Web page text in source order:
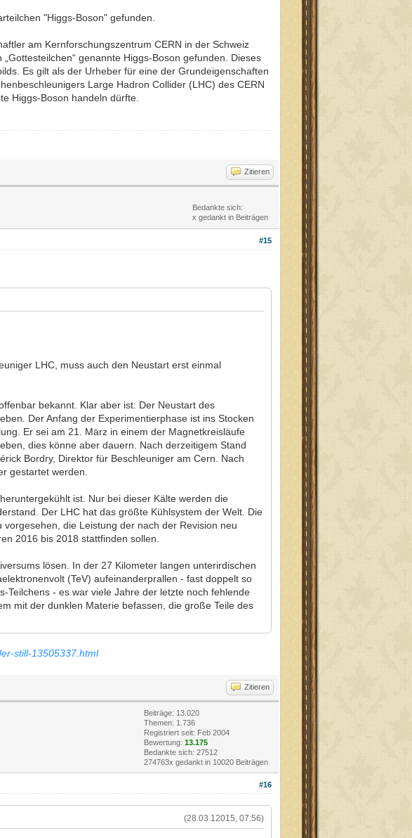
"Higgs-Boson" gefunden.
am Kernforschungszentrum CERN in der Schweiz
genannte Higgs-Boson gefunden. Dieses
Es gilt als der Urheber für eine der Grundeigenschaften
Large Hadron Collider (LHC) des CERN
Higgs-Boson handeln dürfte.
Zitieren
Bedankte sich:
x gedankt in Beiträgen
#15
LHC, muss auch den Neustart erst einmal
bekannt. Klar aber ist: Der Neustart des
Der Anfang der Experimentierphase ist ins Stocken
Er sei am 21. März in einem der Magnetkreisläufe
dies könne aber dauern. Nach derzeitigem Stand
Bordry, Direktor für Beschleuniger am Cern. Nach
gestartet werden.
ist. Nur bei dieser Kälte werden die
Der LHC hat das größte Kühlsystem der Welt. Die
die Leistung der nach der Revision neu
2016 bis 2018 stattfinden sollen.
lösen. In der 27 Kilometer langen unterirdischen
(TeV) aufeinanderprallen - fast doppelt so
Teilchens - es war viele Jahre der letzte noch fehlende
mit der dunklen Materie befassen, die große Teile des
still-13505337.html
Zitieren
Beiträge: 13.020
Themen: 1.736
Registriert seit: Feb 2004
Bewertung: 13.175
Bedankte sich: 27512
274763x gedankt in 10020 Beiträgen
#16
(28.03.12015, 07:56)